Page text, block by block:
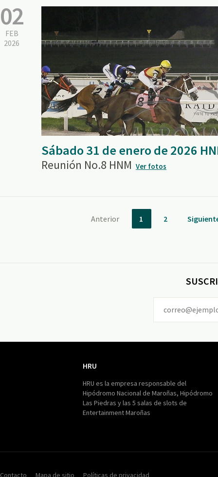
02
FEB
2026
Sábado 31 de enero de 2026
Reunión No.8 HNM Ver fotos
Anterior 1 2
HRU
HRU es la empresa responsable del
Hipódromo Nacional de Maroñas, Hipódromo
Las Piedras y las 5 salas de slots de
Entertainment Maroñas
Contacto Mapa de sitio Políticas de privacidad